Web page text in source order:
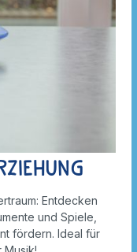
Entdecken
und Spiele,
fördern. Ideal für